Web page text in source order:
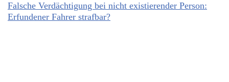
Falsche Verdächtigung bei nicht existierender Person:
Erfundener Fahrer strafbar?